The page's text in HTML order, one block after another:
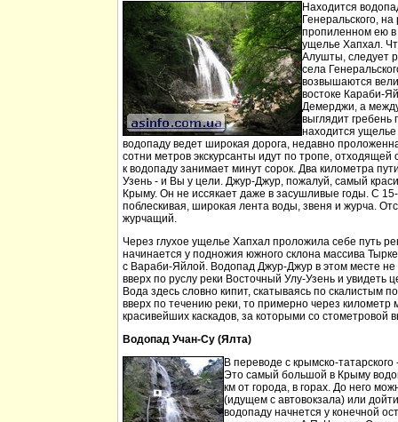
Находится
Генеральского,
пропиленном ею в
ущелье Хапхал.
Алушты, следует
села
возвышаются
востоке Караби-
Демерджи, а
выглядит гребень
находится
водопаду ведет широкая дорога, недавно
сотни метров экскурсанты идут по тропе, отходящей
к водопаду занимает минут сорок. Два километра
Узень - и Вы у цели. Джур-Джур, пожалуй, самый
Крыму. Он не иссякает даже в засушливые годы. С
поблескивая, широкая лента воды, звеня и журча.
журчащий.
Через глухое ущелье Хапхал проложила себе путь
начинается у подножия южного склона массива
с Вараби-Яйлой. Водопад Джур-Джур в этом месте
вверх по руслу реки Восточный Улу-Узень и увидеть
Вода здесь словно кипит, скатываясь по скалистым
вверх по течению реки, то примерно через километр
красивейших каскадов, за которыми со стометровой
Водопад Учан-Су (Ялта)
В переводе с крымско-
Это самый большой в Крыму
км от города, в горах. До него
(идущем с автовокзала) или
водопаду начнется у конечной